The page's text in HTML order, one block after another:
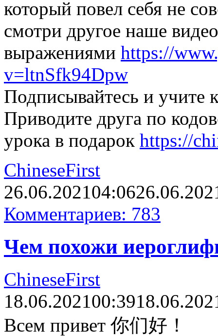
который повел себя не
смотри другое наше
выражениями https://
v=ltnSfk94Dpw
Подписывайтесь и учите
Приводите друга по
урока в подарок https://
ChineseFirst
26.06.202104:06
Комментариев: 783
Чем похожи
ChineseFirst
18.06.202100:39
Всем привет 你们好！